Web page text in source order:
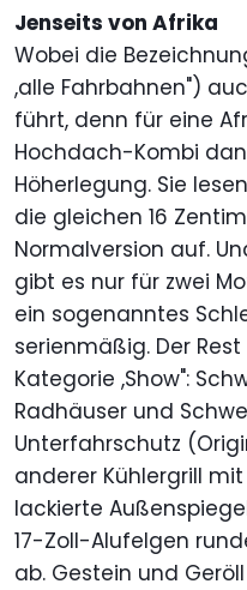
Jenseits von Afrika
Wobei die
,alle Fahrbahnen")
führt, denn für eine
Hochdach-Kombi
Höherlegung. Sie
die gleichen 16
Normalversion auf.
gibt es nur für zwei
ein sogenanntes
serienmäßig. Der
Kategorie ,Show":
Radhäuser und
Unterfahrschutz
anderer Kühlergrill
lackierte
17-Zoll-Alufelgen
ab. Gestein und